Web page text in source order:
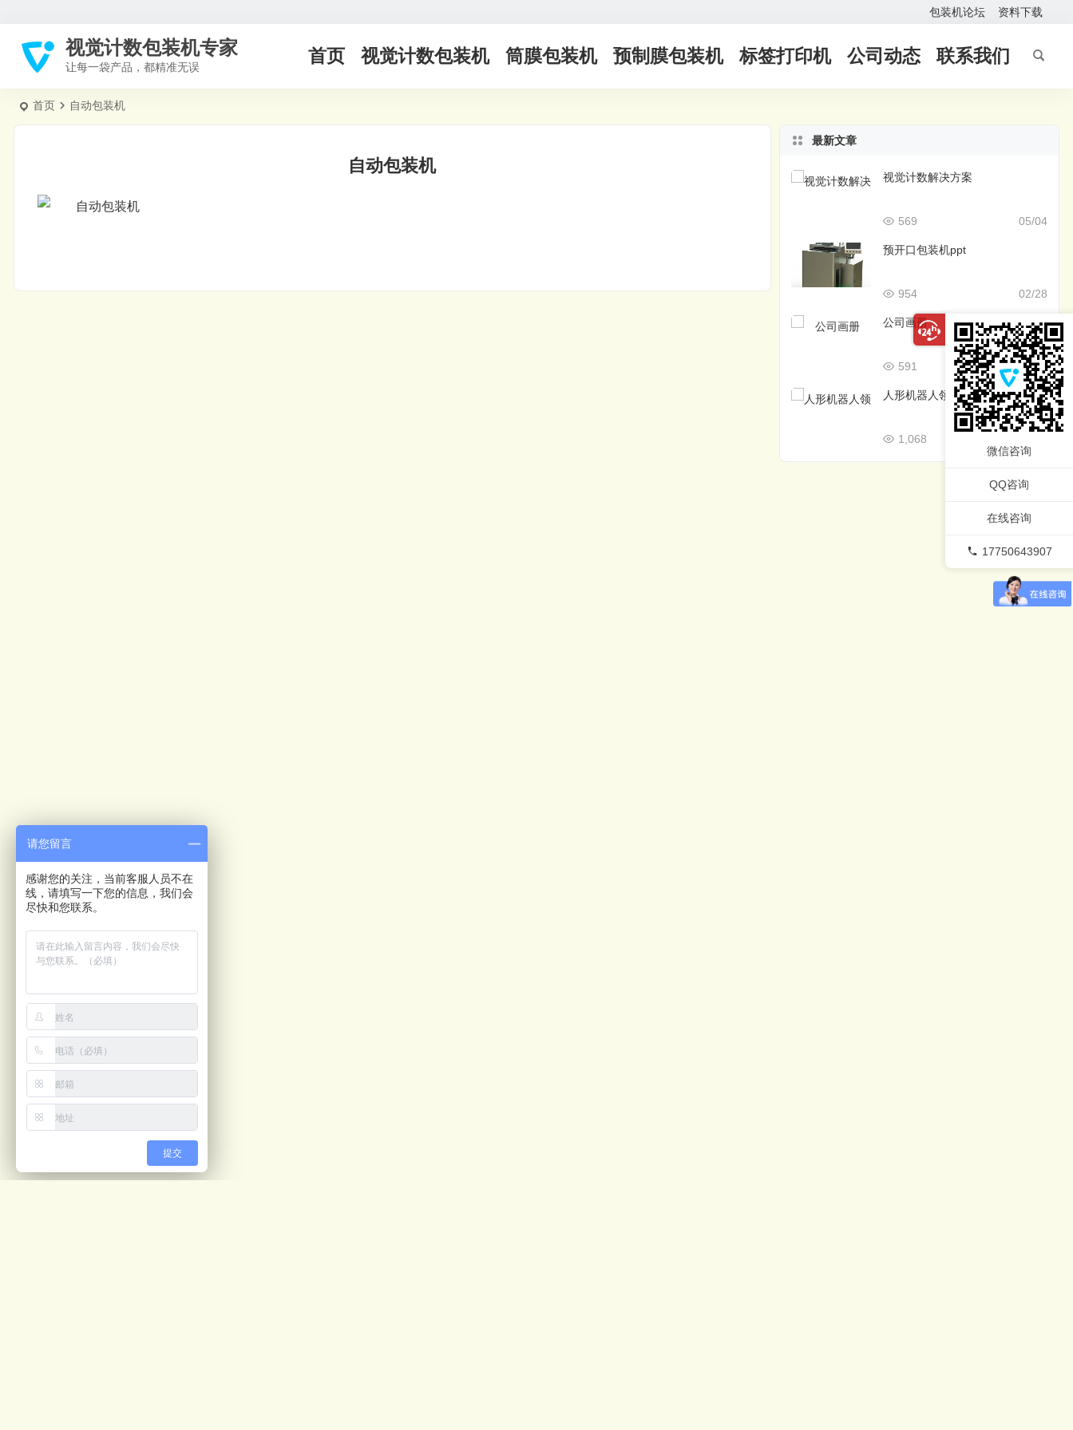
包装机论坛 资料下载
视觉计数包装机专家
让每一袋产品，都精准无误
首页 视觉计数包装机 筒膜包装机 预制膜包装机 标签打印机 公司动态 联系我们
首页 自动包装机
自动包装机
最新文章
视觉计数解决方案
05/04
569
预开口包装机ppt
02/28
954
公司画册
02/27
591
人形机器人领域优秀的开源框架
1,068
微信咨询
QQ咨询
在线咨询
17750643907
请您留言
感谢您的关注，当前客服人员不在
线，请填写一下您的信息，我们会
尽快和您联系。
提交